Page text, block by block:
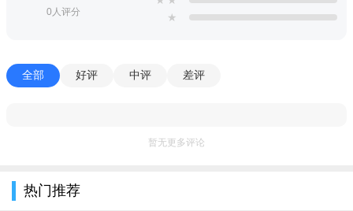
0人评分
★
全部 好评 中评 差评
暂无更多评论
热门推荐